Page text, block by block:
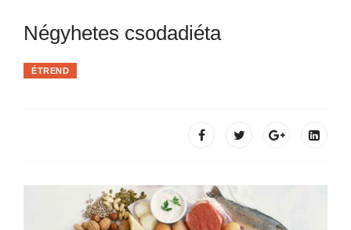
Négyhetes csodadiéta
ÉTREND